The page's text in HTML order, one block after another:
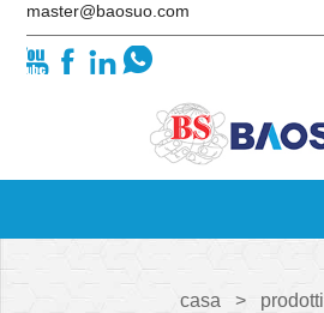
master@baosuo.com
   
casa > prodotti